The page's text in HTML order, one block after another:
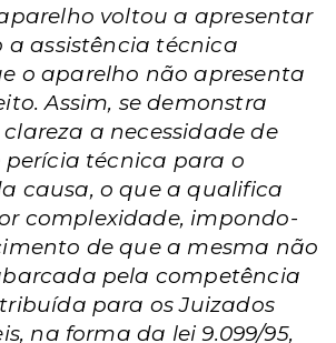
voltou a apresentar
a assistência técnica
o aparelho não apresenta
Assim, se demonstra
a necessidade de
perícia técnica para o
causa, o que a qualifica
complexidade, impondo-
de que a mesma não
pela competência
para os Juizados
na forma da lei 9.099/95,